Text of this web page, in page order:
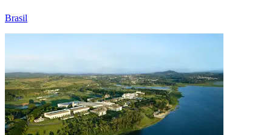
Brasil